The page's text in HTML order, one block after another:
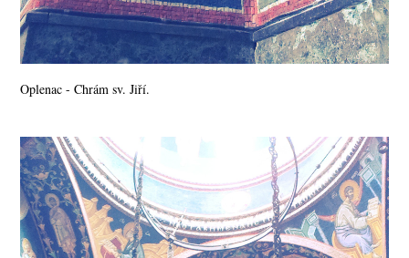
Oplenac - Chrám sv. Jiří.